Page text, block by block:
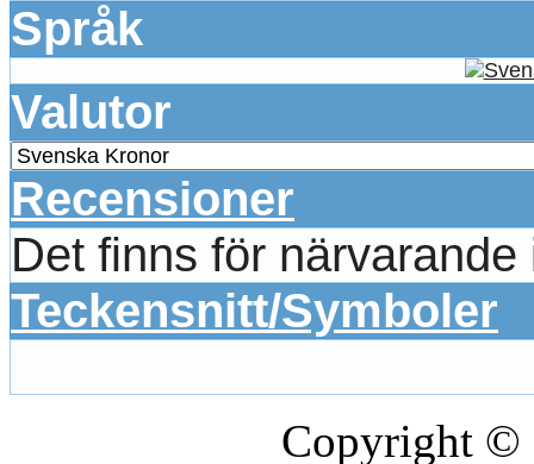
Språk
Valutor
Recensioner
Det finns för
Teckensnitt/Symboler
Copyright